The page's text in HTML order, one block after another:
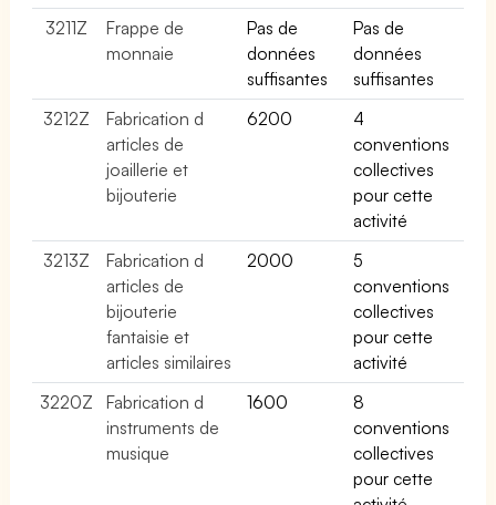
3211Z
Frappe de
monnaie
Pas de
données
suffisantes
Pas de
données
suffisantes
3212Z
Fabrication d
articles de
joaillerie et
bijouterie
6200
4
conventions
collectives
pour cette
activité
3213Z
Fabrication d
articles de
bijouterie
fantaisie et
articles similaires
2000
5
conventions
collectives
pour cette
activité
3220Z
Fabrication d
instruments de
musique
1600
8
conventions
collectives
pour cette